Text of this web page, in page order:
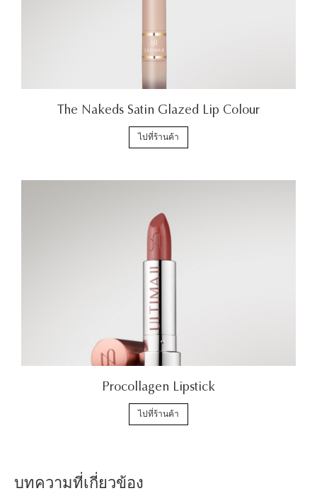
The Nakeds Satin Glazed Lip Colour
ไปที่ร้านค้า
Procollagen Lipstick
ไปที่ร้านค้า
บทความที่เกี่ยวข้อง